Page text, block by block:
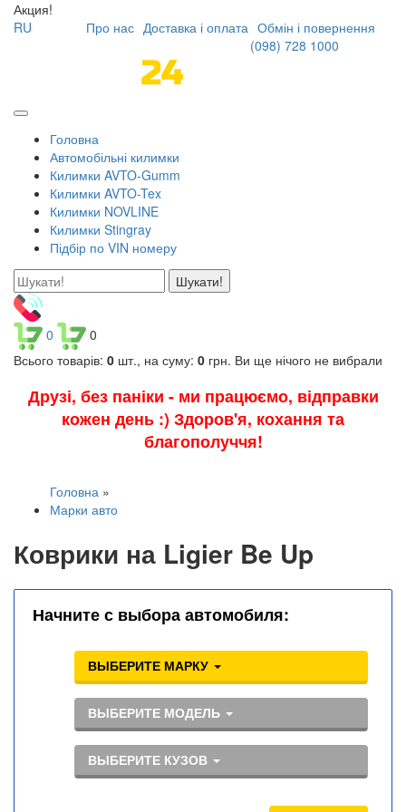
Акция!
RU
Про нас Доставка і оплата Обмін і повернення
(098) 728 1000
Головна
Автомобільні килимки
Килимки AVTO-Gumm
Килимки AVTO-Tex
Килимки NOVLINE
Килимки Stingray
Підбір по VIN номеру
Шукати!
0
0
Всього товарів: 0 шт., на суму: 0 грн. Ви ще нічого не вибрали
Друзі, без паніки - ми працюємо, відправки
кожен день :) Здоров'я, кохання та
благополуччя!
Головна »
Марки авто
Коврики на Ligier Be Up
Начните с выбора автомобиля:
ВЫБЕРИТЕ МАРКУ
ВЫБЕРИТЕ МОДЕЛЬ
ВЫБЕРИТЕ КУЗОВ